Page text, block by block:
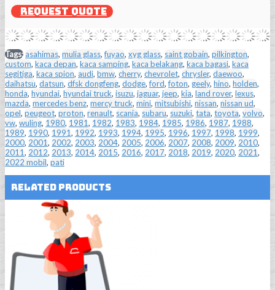
REQUEST QUOTE
Tags:asahimas, mulia glass,fuyao, xyg glass, saint gobain, pilkington,
custom, kaca depan, kaca samping, kaca belakang, kaca bagasi, kaca
segitiga, kaca spion, audi, bmw, cherry, chevrolet, chrysler, daewoo,
daihatsu, datsun, dfsk dongfeng, dodge,ford,foton, geely, hino, holden,
honda, hyundai, hyundai truck, isuzu, jaguar, jeep, kia, land rover, lexus,
mazda, mercedes benz, mercy truck, mini, mitsubishi, nissan, nissan ud,
opel, peugeot, proton, renault, scania, subaru, suzuki, tata, toyota, volvo,
vw, wuling, 1980, 1981, 1982, 1983, 1984, 1985, 1986, 1987, 1988,
1989, 1990, 1991, 1992, 1993, 1994, 1995, 1996, 1997, 1998, 1999,
2000, 2001, 2002, 2003, 2004, 2005, 2006, 2007, 2008, 2009, 2010,
2011, 2012, 2013, 2014, 2015, 2016, 2017, 2018, 2019, 2020, 2021,
2022 mobil, pati
Related Products